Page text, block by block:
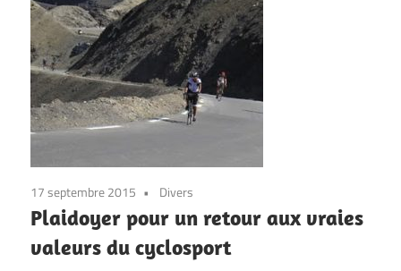
17 septembre 2015 Divers
Plaidoyer pour un retour aux vraies
valeurs du cyclosport